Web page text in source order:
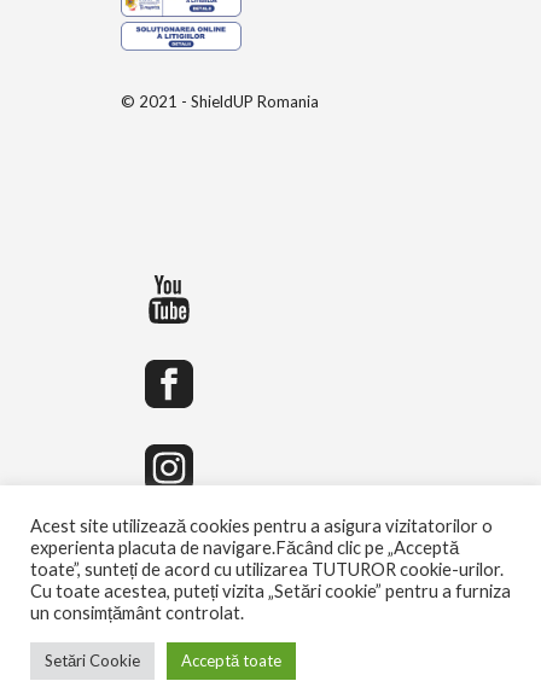
© 2021 - ShieldUP Romania
Acest site utilizează cookies pentru a asigura vizitatorilor o
experienta placuta de navigare.Făcând clic pe „Acceptă
toate”, sunteți de acord cu utilizarea TUTUROR cookie-urilor.
Cu toate acestea, puteți vizita „Setări cookie” pentru a furniza
un consimțământ controlat.
Setări Cookie Acceptă toate